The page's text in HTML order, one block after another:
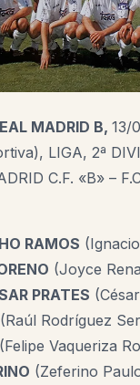
MADRID B, 13/
LIGA, 2ª
C.F. «B» –
RAMOS
(Joyce
PRATES
(Raúl Rodríguez
(Felipe Vaqueriza
(Zeferino